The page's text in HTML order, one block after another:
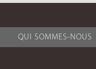
QUI SOMMES-NOUS